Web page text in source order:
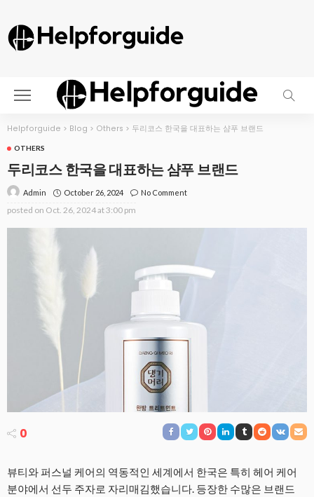
Helpforguide > Blog > Others > 두리코스 한국을 대표하는 샴푸 브랜드
OTHERS
두리코스 한국을 대표하는 샴푸 브랜드
Admin October 26, 2024 No Comment
posted on Oct. 26, 2024 at 3:00 pm
0
뷰티와 퍼스널 케어의 역동적인 세계에서 한국은 특히 헤어 케어
분야에서 선두 주자로 자리매김했습니다. 등장한 수많은 브랜드